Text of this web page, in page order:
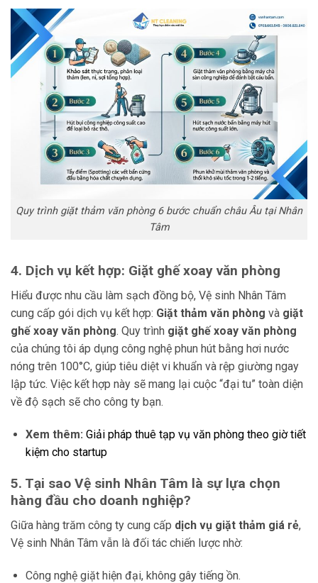
Quy trình giặt thảm văn phòng 6 bước chuẩn châu Âu tại Nhân
Tâm
4. Dịch vụ kết hợp: Giặt ghế xoay văn phòng
Hiểu được nhu cầu làm sạch đồng bộ, Vệ sinh Nhân Tâm
cung cấp gói dịch vụ kết hợp: Giặt thảm văn phòng và giặt
ghế xoay văn phòng. Quy trình giặt ghế xoay văn phòng
của chúng tôi áp dụng công nghệ phun hút bằng hơi nước
nóng trên 100°C, giúp tiêu diệt vi khuẩn và rệp giường ngay
lập tức. Việc kết hợp này sẽ mang lại cuộc “đại tu” toàn diện
về độ sạch sẽ cho công ty bạn.
Xem thêm: Giải pháp thuê tạp vụ văn phòng theo giờ tiết
kiệm cho startup
5. Tại sao Vệ sinh Nhân Tâm là sự lựa chọn
hàng đầu cho doanh nghiệp?
Giữa hàng trăm công ty cung cấp dịch vụ giặt thảm giá rẻ,
Vệ sinh Nhân Tâm vẫn là đối tác chiến lược nhờ:
Công nghệ giặt hiện đại, không gây tiếng ồn.